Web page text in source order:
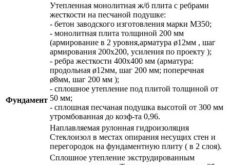
Фундамент
Утепленная монолитная ж/б плита с ребрами
жесткости на песчаной подушке:
- бетон заводского изготовления марки М350;
- монолитная плита толщиной 200 мм
(армирование в 2 уровня,арматура ø12мм , шаг
армирования 200х200, усиления по проекту );
- ребра жесткости 400х400 мм (арматура:
продольная ø12мм, шаг 200 мм; поперечная
ø8мм, шаг 200 мм );
- сплошное утепление под плитой толщиной от
50 мм;
- сплошная песчаная подушка высотой от 300 мм
утромбованная до коэф-та 0,96.
Наплавляемая рулонная гидроизоляция
Стеклоизол в местах опирания несущих стен и
перегородок на фундаментную плиту ( в 2 слоя).
Сплошное утепление экструдированным